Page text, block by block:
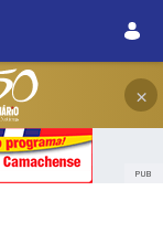
×
PUB